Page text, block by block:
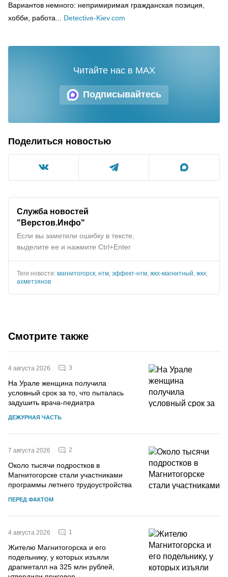
Вариантов немного: непримиримая гражданская позиция,
хобби, работа... Detective-Kiev.com
Подписывайтесь
Читайте нас в MAX
Поделиться новостью
Служба новостей
"Верстов.Инфо"
Если вы заметили ошибку в тексте,
выделите ее и нажмите Ctrl+Enter
Теги новости: магнитогорск нтм эффект-нтм жкх-магнитный жкх
ахметзянов
Смотрите также
4 августа 2026 3
На Урале женщина получила
условный срок за то, что пыталась
задушить врача-педиатра
ДЕЖУРНАЯ ЧАСТЬ
7 августа 2026 2
Около тысячи подростков в
Магнитогорске стали участниками
программы летнего трудоустройства
ПЕРЕД ФАКТОМ
4 августа 2026 1
Жителю Магнитогорска и его
подельнику, у которых изъяли
драгметалл на 325 млн рублей,